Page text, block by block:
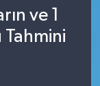
ve 1
Tahmini